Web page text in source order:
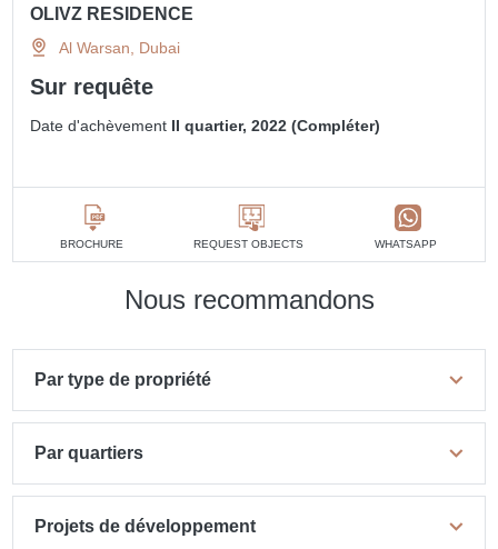
OLIVZ RESIDENCE
Al Warsan, Dubai
Sur requête
Date d'achèvement II quartier, 2022 (Compléter)
BROCHURE REQUEST OBJECTS WHATSAPP
Nous recommandons
Par type de propriété
Par quartiers
Projets de développement